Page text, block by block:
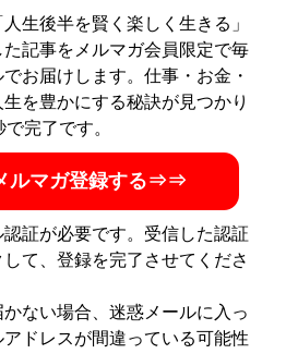
生後半を賢く楽しく生きる」
記事をメルマガ会員限定で毎
お届けします。仕事・お金・
を豊かにする秘訣が見つかり
完了です。
ルマガ登録する⇒⇒
証が必要です。受信した認証
て、登録を完了させてくださ
ない場合、迷惑メールに入っ
ドレスが間違っている可能性